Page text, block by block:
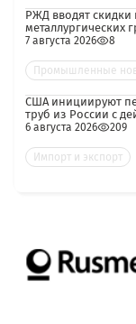
РЖД вводят скидки
металлургических
7 августа 2026 8
Промышленные
США инициируют
труб из России с
6 августа 2026 209
Импорт и экспорт